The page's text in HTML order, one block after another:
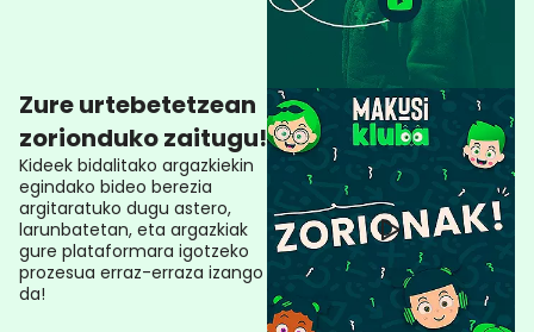
Zure urtebetetzean
zorionduko zaitugu!
Kideek bidalitako argazkiekin
egindako bideo berezia
argitaratuko dugu astero,
larunbatetan, eta argazkiak
gure plataformara igotzeko
prozesua erraz-erraza izango
da!